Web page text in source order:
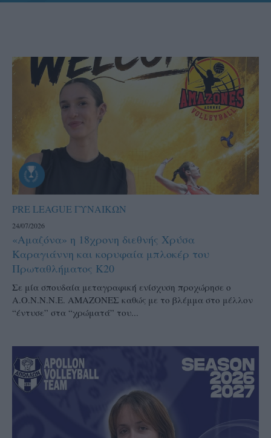
PRE LEAGUE ΓΥΝΑΙΚΩΝ
24/07/2026
«Αμαζόνα» η 18χρονη διεθνής Χρύσα
Καραγιάννη και κορυφαία μπλοκέρ του
Πρωταθλήματος Κ20
Σε μία σπουδαία μεταγραφική ενίσχυση προχώρησε ο
Α.Ο.Ν.Ν.Ν.Ε. ΑΜΑΖΟΝΕΣ καθώς με το βλέμμα στο μέλλον
“έντυσε” στα “χρώματά” του...